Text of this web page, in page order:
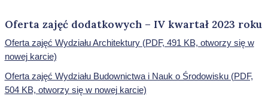
Oferta zajęć dodatkowych – IV kwartał 2023 roku
Oferta zajęć Wydziału Architektury (PDF, 491 KB, otworzy się w
nowej karcie)
Oferta zajęć Wydziału Budownictwa i Nauk o Środowisku (PDF,
504 KB, otworzy się w nowej karcie)